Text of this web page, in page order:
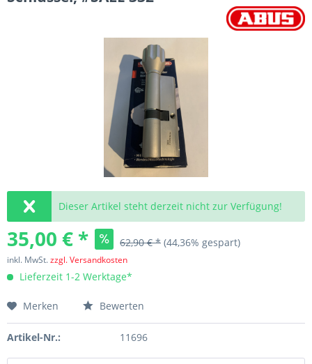
Dieser Artikel steht derzeit nicht zur Verfügung!
35,00 € * 62,90 € * (44,36% gespart)
inkl. MwSt.zzgl. Versandkosten
Lieferzeit 1-2 Werktage*
Merken Bewerten
Artikel-Nr.: 11696